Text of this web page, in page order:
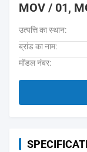
MOV / 01,
उत्पत्ति का स्थान:
ब्रांड का नाम:
मॉडल नंबर: